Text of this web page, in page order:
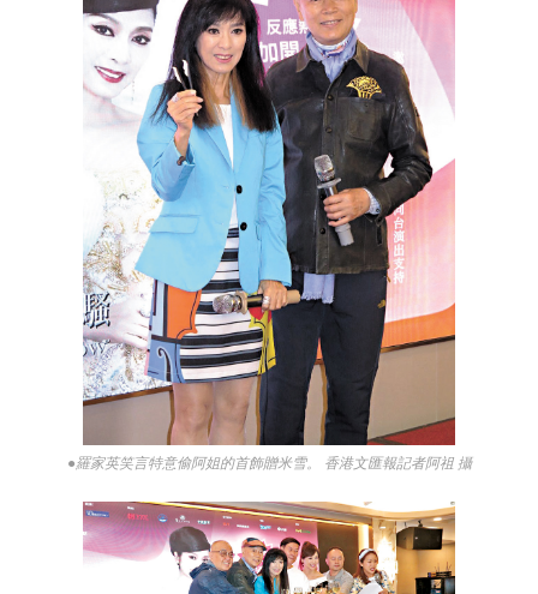
●羅家英笑言特意偷阿姐的首飾贈米雪。 香港文匯報記者阿祖 攝